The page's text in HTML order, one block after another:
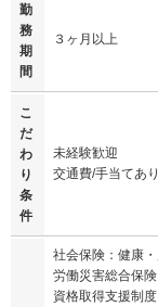
勤
務
期
間
３ヶ月以上
こ
だ
わ
り
条
件
未経験歓迎
交通費/手当てあり
社会保険：健康
労働災害総合保
資格取得支援制度